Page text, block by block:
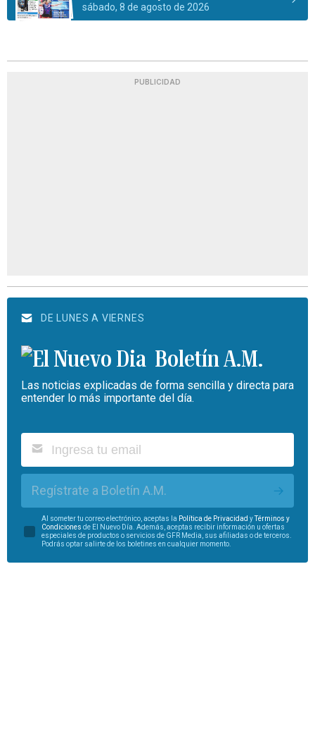
sábado, 8 de agosto de 2026
PUBLICIDAD
DE LUNES A VIERNES
Boletín A.M.
Las noticias explicadas de forma sencilla y directa para
entender lo más importante del día.
Regístrate a Boletín A.M.
Al someter tu correo electrónico, aceptas la Política de Privacidad yTérminos y
Condiciones de El Nuevo Día. Además, aceptas recibir información u ofertas
especiales de productos o servicios de GFR Media, sus afiliadas o de terceros.
Podrás optar salirte de los boletines en cualquier momento.